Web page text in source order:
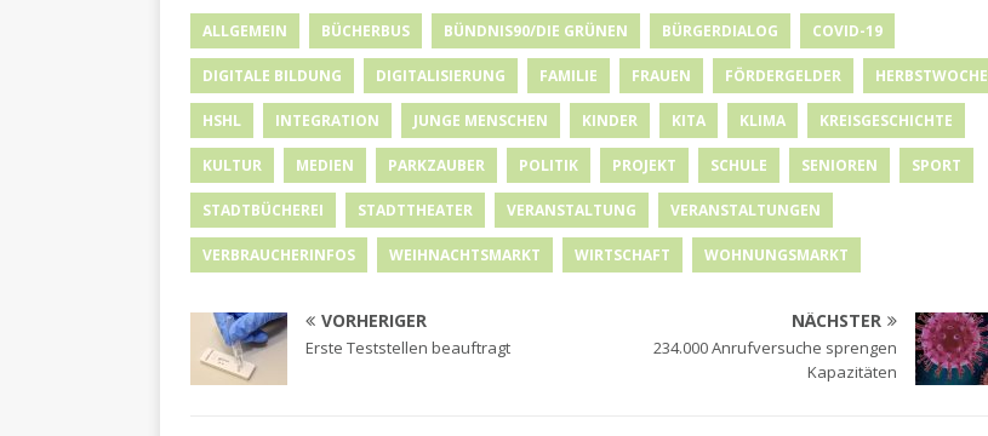
ALLGEMEIN BÜCHERBUS BÜNDNIS90/DIE GRÜNEN BÜRGERDIALOG COVID-19
DIGITALE BILDUNG DIGITALISIERUNG FAMILIE FRAUEN FÖRDERGELDER HERBSTWOCHE
HSHL INTEGRATION JUNGE MENSCHEN KINDER KITA KLIMA KREISGESCHICHTE
KULTUR MEDIEN PARKZAUBER POLITIK PROJEKT SCHULE SENIOREN SPORT
STADTBÜCHEREI STADTTHEATER VERANSTALTUNG VERANSTALTUNGEN
VERBRAUCHERINFOS WEIHNACHTSMARKT WIRTSCHAFT WOHNUNGSMARKT
VORHERIGER
Erste Teststellen beauftragt
NÄCHSTER
234.000 Anrufversuche sprengen
Kapazitäten